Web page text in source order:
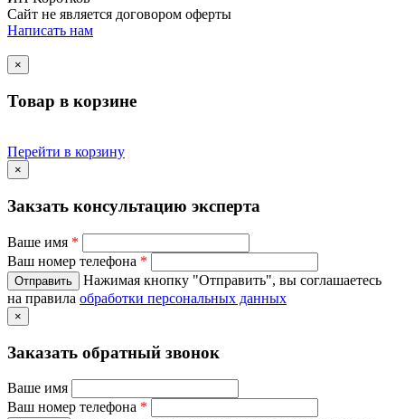
Сайт не является договором оферты
Написать нам
×
Товар в корзине
Перейти в корзину
×
Закзать консультацию эксперта
Ваше имя *
Ваш номер телефона *
Нажимая кнопку "Отправить", вы соглашаетесь
на правила обработки персональных данных
×
Заказать обратный звонок
Ваше имя
Ваш номер телефона *